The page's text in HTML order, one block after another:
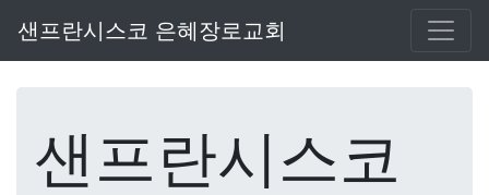
샌프란시스코 은혜장로교회
샌프란시스코